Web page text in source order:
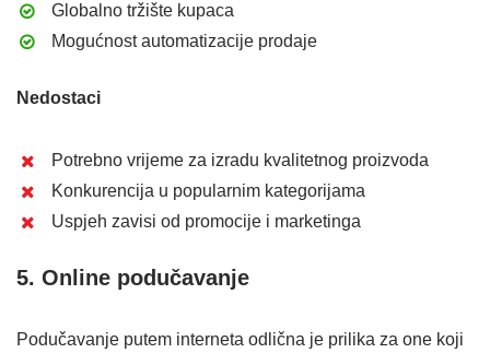
Globalno tržište kupaca
Mogućnost automatizacije prodaje
Nedostaci
Potrebno vrijeme za izradu kvalitetnog proizvoda
Konkurencija u popularnim kategorijama
Uspjeh zavisi od promocije i marketinga
5. Online podučavanje
Podučavanje putem interneta odlična je prilika za one koji